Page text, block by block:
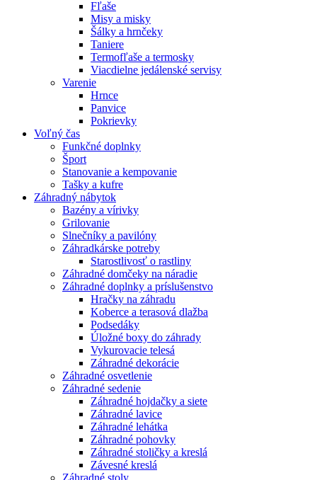
Fľaše
Misy a misky
Šálky a hrnčeky
Taniere
Termofľaše a termosky
Viacdielne jedálenské servisy
Varenie
Hrnce
Panvice
Pokrievky
Voľný čas
Funkčné doplnky
Šport
Stanovanie a kempovanie
Tašky a kufre
Záhradný nábytok
Bazény a vírivky
Grilovanie
Slnečníky a pavilóny
Záhradkárske potreby
Starostlivosť o rastliny
Záhradné domčeky na náradie
Záhradné doplnky a príslušenstvo
Hračky na záhradu
Koberce a terasová dlažba
Podsedáky
Úložné boxy do záhrady
Vykurovacie telesá
Záhradné dekorácie
Záhradné osvetlenie
Záhradné sedenie
Záhradné hojdačky a siete
Záhradné lavice
Záhradné lehátka
Záhradné pohovky
Záhradné stoličky a kreslá
Závesné kreslá
Záhradné stoly